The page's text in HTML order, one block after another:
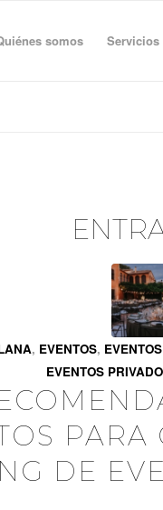
somos Servicios
, EVENTOS,
EVENTOS
DE